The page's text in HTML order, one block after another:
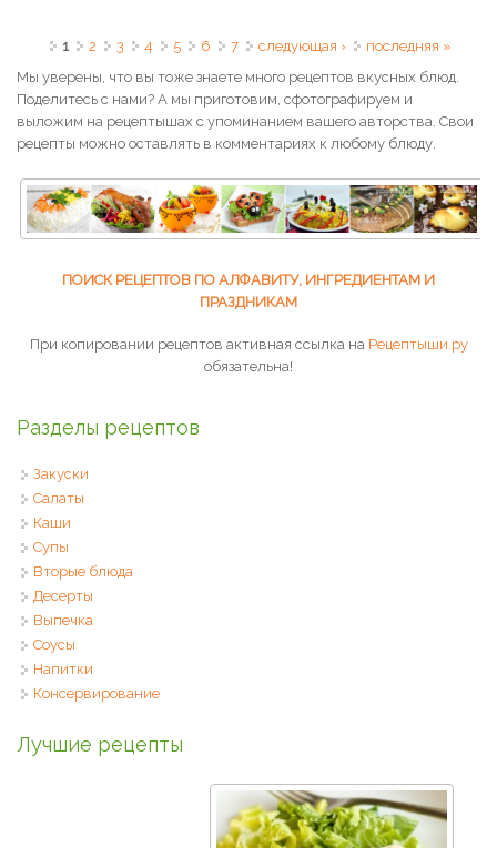
Страницы
1 2 3 4 5 6 7 следующая ›
последняя »
Мы уверены, что вы тоже знаете много рецептов вкусных блюд.
Поделитесь с нами? А мы приготовим, сфотографируем и
выложим на рецептышах с упоминанием вашего авторства. Свои
рецепты можно оставлять в комментариях к любому блюду.
ПОИСК РЕЦЕПТОВ ПО АЛФАВИТУ, ИНГРЕДИЕНТАМ И
ПРАЗДНИКАМ
При копировании рецептов активная ссылка на Рецептыши.ру
обязательна!
Разделы рецептов
Закуски
Салаты
Каши
Супы
Вторые блюда
Десерты
Выпечка
Соусы
Напитки
Консервирование
Лучшие рецепты